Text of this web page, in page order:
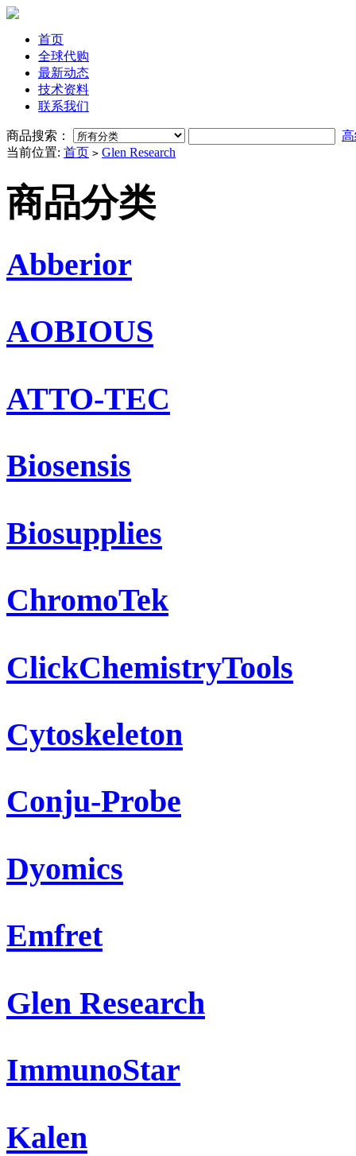
首页
全球代购
最新动态
技术资料
联系我们
商品搜索：
当前位置: 首页 > Glen Research
商品分类
Abberior
AOBIOUS
ATTO-TEC
Biosensis
Biosupplies
ChromoTek
ClickChemistryTools
Cytoskeleton
Conju-Probe
Dyomics
Emfret
Glen Research
ImmunoStar
Kalen